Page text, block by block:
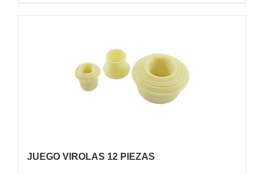
JUEGO VIROLAS 12 PIEZAS